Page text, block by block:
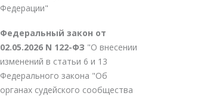
Федерации"
Федеральный закон от
02.05.2026 N 122-ФЗ "О внесении
изменений в статьи 6 и 13
Федерального закона "Об
органах судейского сообщества